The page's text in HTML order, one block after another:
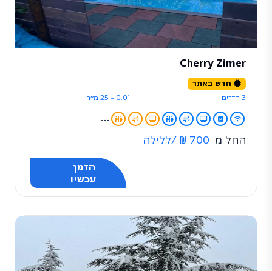
Cherry Zimer
חדש באתר
3 חדרים 0.01 - 25 מ״ר
...
החל מ 700 ₪ /ללילה
הזמן
עכשיו